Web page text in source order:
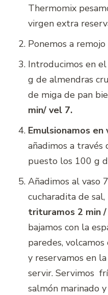
Thermomix
virgen extra
Ponemos a
Introducimos en
g de almendras
de miga de pan
min/ vel 7.
Emulsionamos
añadimos a
puesto los 100 g
Añadimos al vaso
cucharadita de
trituramos 2 min
bajamos con la
paredes,
y reservamos en
servir. Servimos
salmón marinado